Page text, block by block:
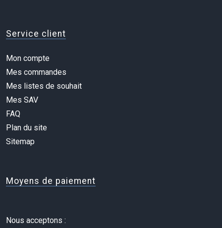
Service client
Mon compte
Mes commandes
Mes listes de souhait
Mes SAV
FAQ
Plan du site
Sitemap
Moyens de paiement
Nous acceptons :